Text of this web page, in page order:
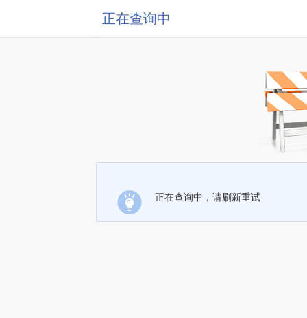
正在查询中
正在查询中，请刷新重试